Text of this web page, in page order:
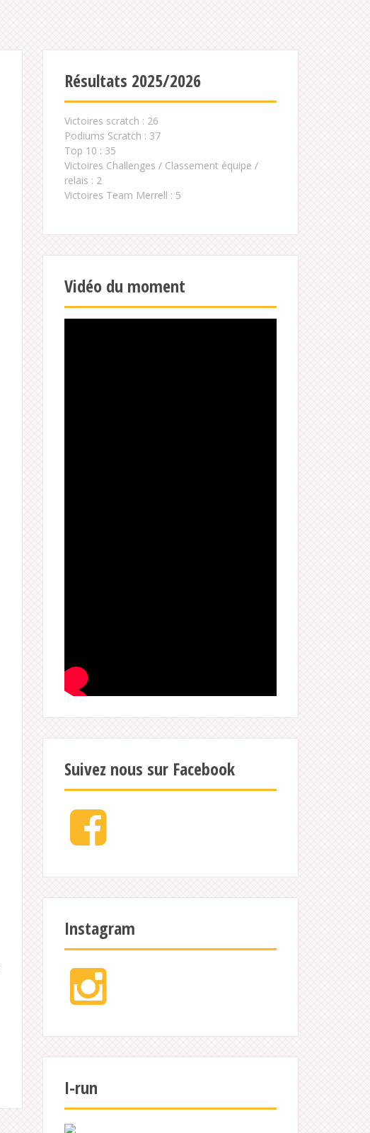
Résultats 2025/2026
Victoires scratch : 26
Podiums Scratch : 37
Top 10 : 35
Victoires Challenges / Classement équipe /
relais : 2
Victoires Team Merrell : 5
Vidéo du moment
Suivez nous sur Facebook
Facebook
Instagram
Instagram
I-run